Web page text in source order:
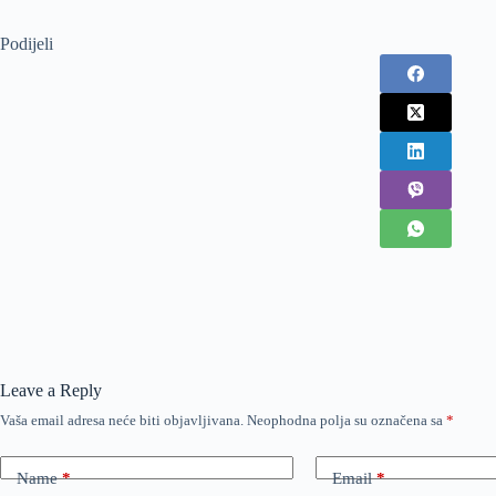
Podijeli
Leave a Reply
Vaša email adresa neće biti objavljivana. Neophodna polja su označena sa *
Name* Email*